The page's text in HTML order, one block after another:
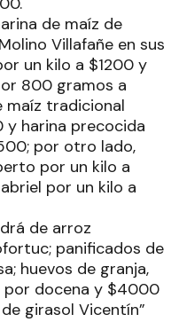
de maíz de
Villafañe en sus
un kilo a $1200 y
800 gramos a
maíz tradicional
y harina precocida
por otro lado,
por un kilo a
por un kilo a
de arroz
panificados de
huevos de granja,
por docena y $4000
girasol Vicentín”